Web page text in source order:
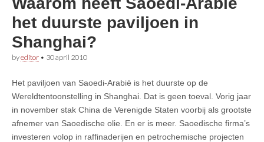
het duurste paviljoen in
Shanghai?
byeditor • 30 april 2010
Het paviljoen van Saoedi-Arabië is het duurste op de
Wereldtentoonstelling in Shanghai. Dat is geen toeval. Vorig jaar
in november stak China de Verenigde Staten voorbij als grootste
afnemer van Saoedische olie. En er is meer. Saoedische firma’s
investeren volop in raffinaderijen en petrochemische projecten